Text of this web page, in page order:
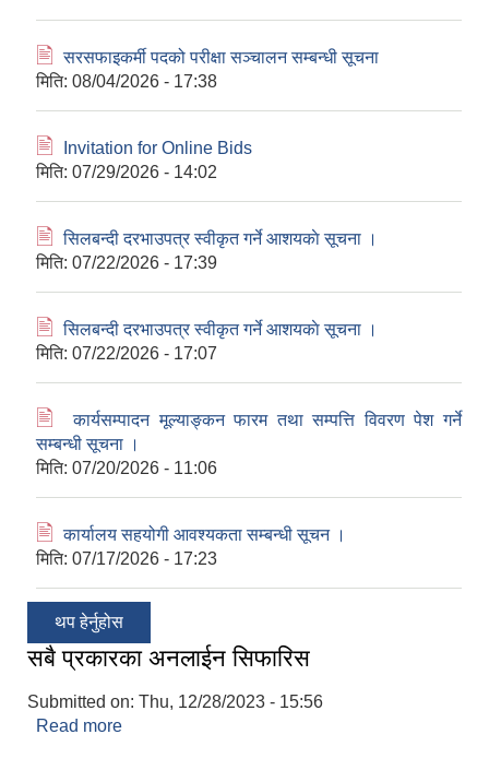
🖹 सरसफाइकर्मी पदको परीक्षा सञ्चालन सम्बन्धी सूचना
मिति: 08/04/2026 - 17:38
🖹
Invitation for Online Bids
मिति: 07/29/2026 - 14:02
🖹 सिलबन्दी दरभाउपत्र स्वीकृत गर्ने आशयकाे सूचना ।
मिति: 07/22/2026 - 17:39
🖹 सिलबन्दी दरभाउपत्र स्वीकृत गर्ने आशयकाे सूचना ।
मिति: 07/22/2026 - 17:07
🖹
कार्यसम्पादन मूल्याङ्कन फारम तथा सम्पत्ति विवरण पेश गर्ने
सम्बन्धी सूचना ।
मिति: 07/20/2026 - 11:06
🖹 कार्यालय सहयोगी आवश्यकता सम्बन्धी सूचन ।
मिति: 07/17/2026 - 17:23
थप हेर्नुहोस
सबै प्रकारका अनलाईन सिफारिस
Submitted on: Thu, 12/28/2023 - 15:56
Read more